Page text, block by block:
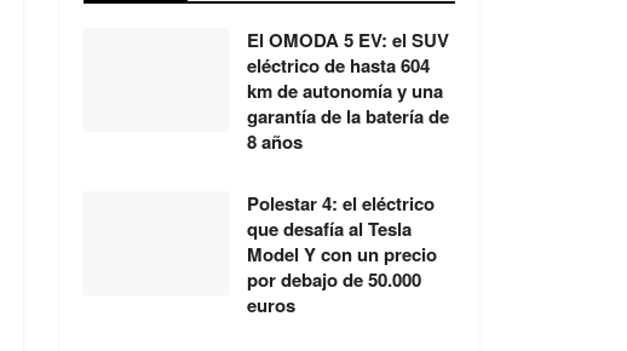
El OMODA 5 EV: el SUV
eléctrico de hasta 604
km de autonomía y una
garantía de la batería de
8 años
Polestar 4: el eléctrico
que desafía al Tesla
Model Y con un precio
por debajo de 50.000
euros